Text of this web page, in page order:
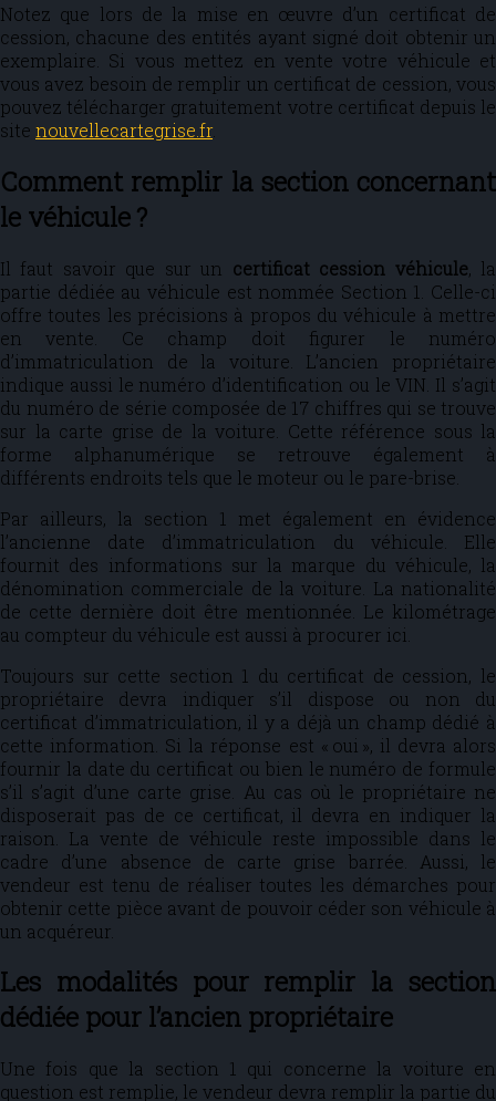
Notez que lors de la mise en œuvre d’un certificat de
cession, chacune des entités ayant signé doit obtenir un
exemplaire. Si vous mettez en vente votre véhicule et
vous avez besoin de remplir un certificat de cession, vous
pouvez télécharger gratuitement votre certificat depuis le
site nouvellecartegrise.fr.
Comment remplir la section concernant
le véhicule ?
Il faut savoir que sur un certificat cession véhicule, la
partie dédiée au véhicule est nommée Section 1. Celle-ci
offre toutes les précisions à propos du véhicule à mettre
en vente. Ce champ doit figurer le numéro
d’immatriculation de la voiture. L’ancien propriétaire
indique aussi le numéro d’identification ou le VIN. Il s’agit
du numéro de série composée de 17 chiffres qui se trouve
sur la carte grise de la voiture. Cette référence sous la
forme alphanumérique se retrouve également à
différents endroits tels que le moteur ou le pare-brise.
Par ailleurs, la section 1 met également en évidence
l’ancienne date d’immatriculation du véhicule. Elle
fournit des informations sur la marque du véhicule, la
dénomination commerciale de la voiture. La nationalité
de cette dernière doit être mentionnée. Le kilométrage
au compteur du véhicule est aussi à procurer ici.
Toujours sur cette section 1 du certificat de cession, le
propriétaire devra indiquer s’il dispose ou non du
certificat d’immatriculation, il y a déjà un champ dédié à
cette information. Si la réponse est « oui », il devra alors
fournir la date du certificat ou bien le numéro de formule
s’il s’agit d’une carte grise. Au cas où le propriétaire ne
disposerait pas de ce certificat, il devra en indiquer la
raison. La vente de véhicule reste impossible dans le
cadre d’une absence de carte grise barrée. Aussi, le
vendeur est tenu de réaliser toutes les démarches pour
obtenir cette pièce avant de pouvoir céder son véhicule à
un acquéreur.
Les modalités pour remplir la section
dédiée pour l’ancien propriétaire
Une fois que la section 1 qui concerne la voiture en
question est remplie, le vendeur devra remplir la partie du